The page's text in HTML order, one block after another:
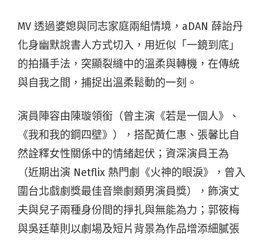
MV 透過婆媳與同志家庭兩組情境，aDAN 薛詒丹
化身幽默說書人方式切入，用近似「一鏡到底」
的拍攝手法，突顯裂縫中的溫柔與轉機，在傳統
與自我之間，捕捉出溫柔鬆動的一刻。
演員陣容由陳璇領銜（曾主演《若是一個人》、
《我和我的鋼四壁》），搭配黃仁惠、張馨比自
然詮釋女性關係中的情緒起伏；資深演員王為
（近期出演 Netflix 熱門劇《火神的眼淚》，曾入
圍台北戲劇獎最佳音樂劇類男演員獎），飾演丈
夫與兒子兩種身份間的掙扎與無能為力；郭筱梅
與吳廷華則以劇場及短片背景為作品增添細膩張